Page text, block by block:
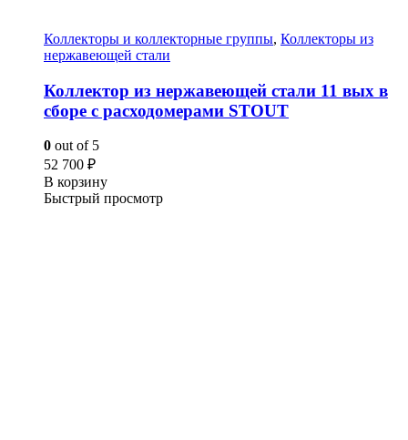
Коллекторы и коллекторные группы, Коллекторы из
нержавеющей стали
Коллектор из нержавеющей стали 11 вых в
сборе с расходомерами STOUT
0 out of 5
52 700 ₽
В корзину
Быстрый просмотр